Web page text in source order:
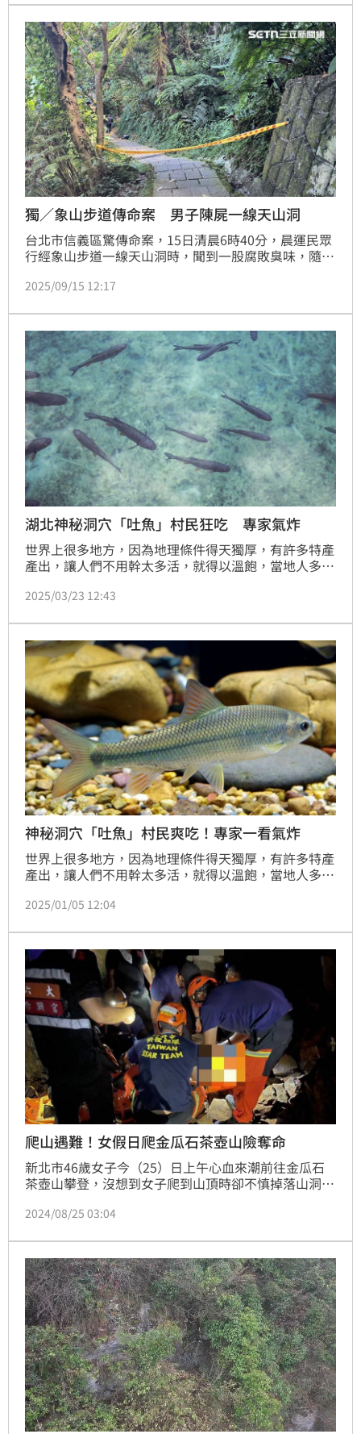
中，引發社群媒體熱烈討論。
獨／象山步道傳命案 男子陳屍一線天山洞
台北市信義區驚傳命案，15日清晨6時40分，晨運民眾
行經象山步道一線天山洞時，聞到一股腐敗臭味，隨即
腐敗長蛆，研判男子已死亡多日，遂交由轄區警方處理
2025/09/15 12:17
湖北神秘洞穴「吐魚」村民狂吃 專家氣炸
世界上很多地方，因為地理條件得天獨厚，有許多特產
產出，讓人們不用幹太多活，就得以溫飽，當地人多會
十堰市有一個洞穴，從外觀上來看沒什麼特別，不過讓
外「吐魚」，這對當地村民來說，不用捕撈就有魚直接
送上門，簡直就是天上掉下來的禮物；因此，每年這時
候就會吸引大批村民來此捕撈，大快朵頤享受味美的鮮
魚。（唐家興）
2025/03/23 12:43
神秘洞穴「吐魚」村民爽吃！專家一看氣炸
世界上很多地方，因為地理條件得天獨厚，有許多特產
產出，讓人們不用幹太多活，就得以溫飽，當地人多會
十堰市有一個洞穴，從外觀上來看沒什麼特別，不過讓
外「吐魚」，這對當地村民來說，不用捕撈就有魚直接
送上門，簡直就是天上掉下來的禮物；因此，每年這時
候就會吸引大批村民來此捕撈，大快朵頤享受味美的鮮
魚。（唐家興）
2025/01/05 12:04
爬山遇難！女假日爬金瓜石茶壺山險奪命
新北市46歲女子今（25）日上午心血來潮前往金瓜石
茶壺山攀登，沒想到女子爬到山頂時卻不慎掉落山洞，
繩索下切的方式搜尋女子身影，最終順利於橫坑找到該
傷，送往醫院救治後並無大礙。
2024/08/25 03:04